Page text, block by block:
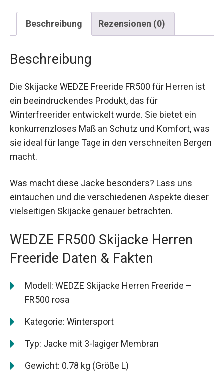
Beschreibung Rezensionen (0)
Beschreibung
Die Skijacke WEDZE Freeride FR500 für Herren ist
ein beeindruckendes Produkt, das für
Winterfreerider entwickelt wurde. Sie bietet ein
konkurrenzloses Maß an Schutz und Komfort, was
sie ideal für lange Tage in den verschneiten Bergen
macht.
Was macht diese Jacke besonders? Lass uns
eintauchen und die verschiedenen Aspekte dieser
vielseitigen Skijacke genauer betrachten.
WEDZE FR500 Skijacke Herren
Freeride Daten & Fakten
Modell: WEDZE Skijacke Herren Freeride –
FR500 rosa
Kategorie: Wintersport
Typ: Jacke mit 3-lagiger Membran
Gewicht: 0.78 kg (Größe L)